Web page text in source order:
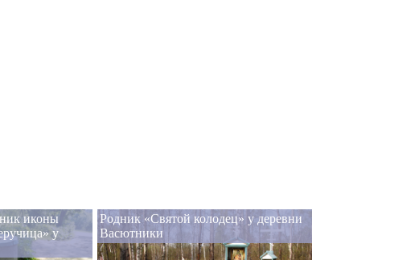
иконы
у
Родник «Святой колодец» у деревни
Васютники